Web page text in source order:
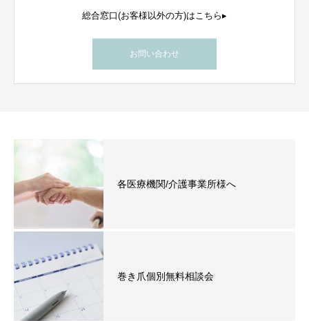
総合窓口(お客様以外の方)はこちら▸
お問い合わせ
各医療機関/介護事業所様へ
巻き爪個別無料相談会